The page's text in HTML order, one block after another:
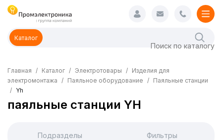
Каталог
Главная Каталог Электротовары
Изделия для
электромонтажа
Паяльное оборудование
Паяльные станции
Yh
паяльные станции YH
Подразделы Фильтры